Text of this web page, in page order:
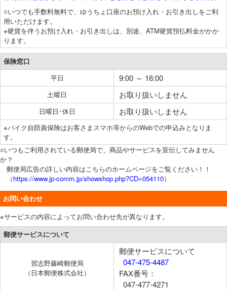
○いつでも手数料無料で、ゆうちょ口座のお預け入れ・お引き出しをご利
用いただけます。
※硬貨を伴うお預け入れ・お引き出しは、別途、ATM硬貨預払料金がかか
ります。
保険窓口
平日
9:00 ～ 16:00
土曜日 お取り扱いしません
日曜日･休日 お取り扱いしません
※バイク自賠責保険はお客さまスマホ等からのWebでの申込みとなりま
す。
○いつもご利用されている郵便局で、商品やサービスを宣伝してみません
か？
郵便局広告の詳しい内容はこちらのホームページをご覧ください！！
（https://www.jp-comm.jp/showshop.php?CD=054110）
お問い合わせ
※サービスの内容によってお問い合わせ先が異なります。
郵便サービスについて
習志野藤崎郵便局
（日本郵便株式会社）
郵便サービスについて
047-475-4487
FAX番号：
047-477-4271